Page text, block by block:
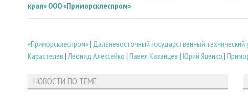
края» ООО «Приморсклеспром»
«Приморсклеспром»| Дальневосточный государственный технический
Карастелев | Леонид Алексейко | Павел Казанцев | Юрий Яценко |
НОВОСТИ ПО ТЕМЕ